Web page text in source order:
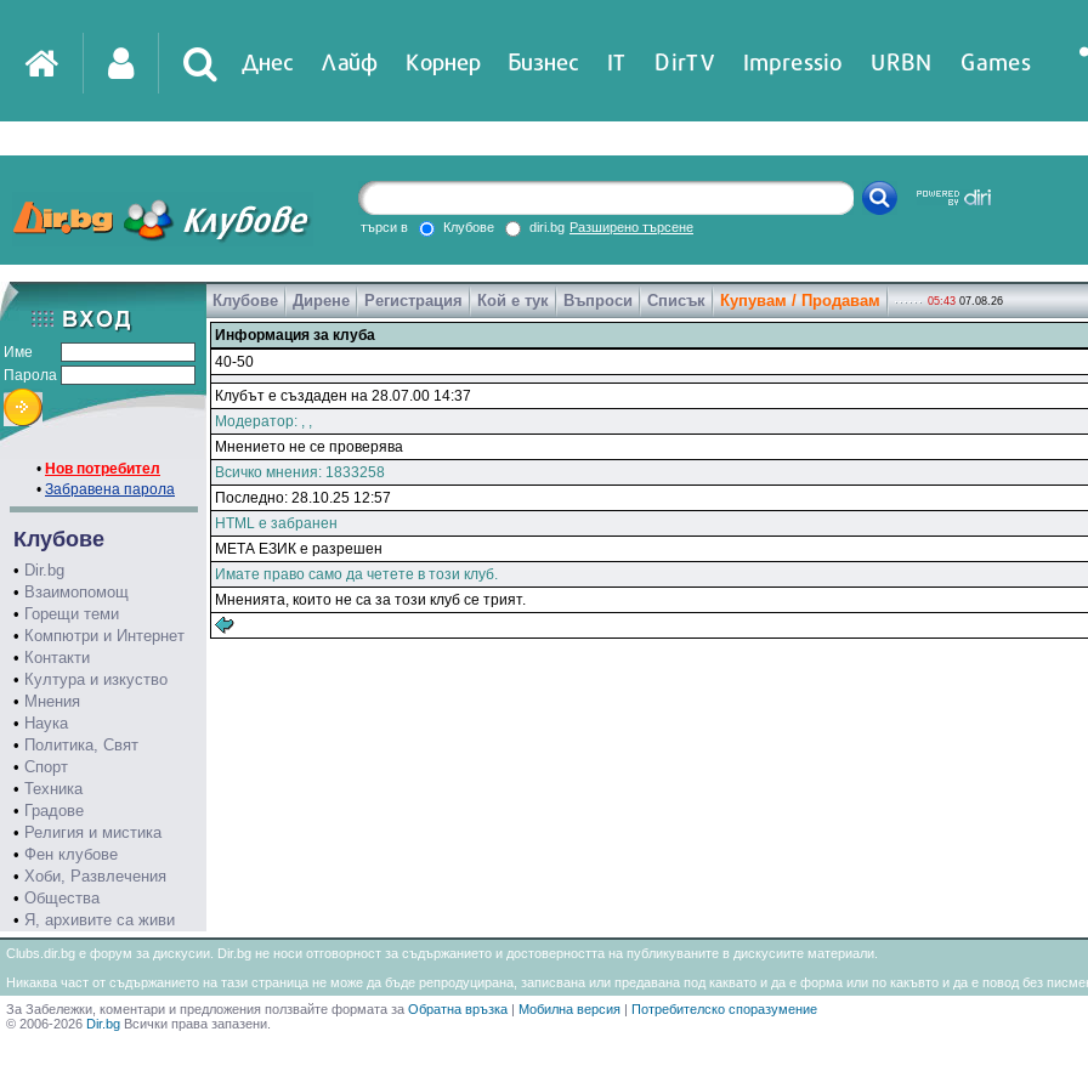
Днес Лайф Корнер Бизнес IT DirTV Impressio URBN Games
търси в Клубове diri.bg Разширено търсене
Име
Парола
• Нов потребител
• Забравена парола
Клубове
• Dir.bg
• Взаимопомощ
• Горещи теми
• Компютри и Интернет
• Контакти
• Култура и изкуство
• Мнения
• Наука
• Политика, Свят
• Спорт
• Техника
• Градове
• Религия и мистика
• Фен клубове
• Хоби, Развлечения
• Общества
• Я, архивите са живи
Клубове Дирене Регистрация Кой е тук Въпроси Списък Купувам / Продавам 05:43 07.08.26
Информация за клуба
40-50
Клубът е създаден на 28.07.00 14:37
Модератор: , ,
Мнението не се проверява
Всичко мнения: 1833258
Последно: 28.10.25 12:57
HTML е забранен
МЕТА ЕЗИК е разрешен
Имате право само да четете в този клуб.
Мненията, които не са за този клуб се трият.
Clubs.dir.bg е форум за дискусии. Dir.bg не носи отговорност за съдържанието и достоверността на публикуваните в дискусиите материали.
Никаква част от съдържанието на тази страница не може да бъде репродуцирана, записвана или предавана под каквато и да е форма или по какъвто и да е повод без
За Забележки, коментари и предложения ползвайте формата за Обратна връзка | Мобилна версия | Потребителско споразумение
© 2006-2026 Dir.bg Всички права запазени.